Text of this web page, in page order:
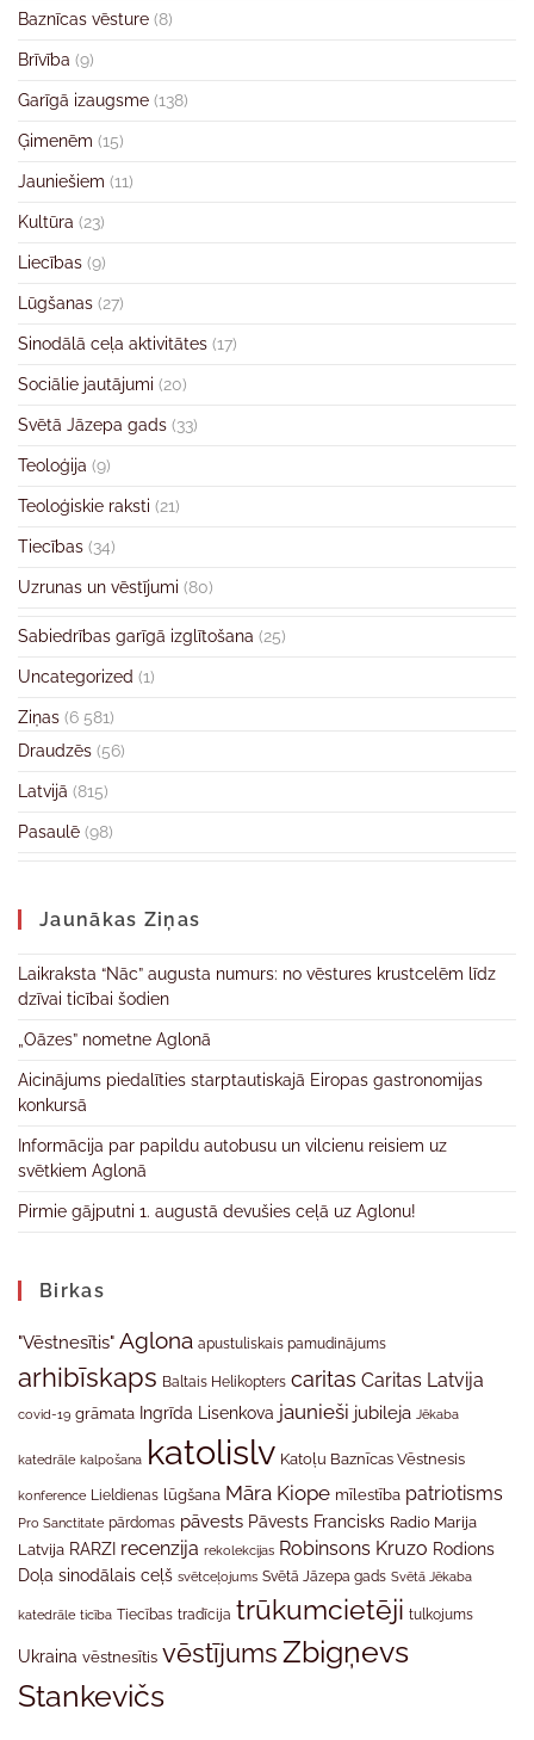
Baznīcas vēsture (8)
Brīvība (9)
Garīgā izaugsme (138)
Ģimenēm (15)
Jauniešiem (11)
Kultūra (23)
Liecības (9)
Lūgšanas (27)
Sinodālā ceļa aktivitātes (17)
Sociālie jautājumi (20)
Svētā Jāzepa gads (33)
Teoloģija (9)
Teoloģiskie raksti (21)
Tiecības (34)
Uzrunas un vēstījumi (80)
Sabiedrības garīgā izglītošana (25)
Uncategorized (1)
Ziņas (6 581)
Draudzēs (56)
Latvijā (815)
Pasaulē (98)
Jaunākas Ziņas
Laikraksta “Nāc” augusta numurs: no vēstures krustcelēm līdz
dzīvai ticībai šodien
„Oāzes” nometne Aglonā
Aicinājums piedalīties starptautiskajā Eiropas gastronomijas
konkursā
Informācija par papildu autobusu un vilcienu reisiem uz
svētkiem Aglonā
Pirmie gājputni 1. augustā devušies ceļā uz Aglonu!
Birkas
"Vēstnesītis" Aglona apustuliskais pamudinājums
arhibīskaps Baltais Helikopters caritas Caritas Latvija
covid-19 grāmata Ingrīda Lisenkova jaunieši jubileja Jēkaba
katedrāle kalpošana katolislv Katoļu Baznīcas Vēstnesis
konference Lieldienas lūgšana Māra Kiope mīlestība patriotisms
Pro Sanctitate pārdomas pāvests Pāvests Francisks Radio Marija
Latvija RARZI recenzija rekolekcijas Robinsons Kruzo Rodions
Doļa sinodālais ceļš svētceļojums Svētā Jāzepa gads Svētā Jēkaba
katedrāle ticība Tiecības tradīcija trūkumcietēji tulkojums
Ukraina vēstnesītis vēstījumsZbigņevs
Stankevičs